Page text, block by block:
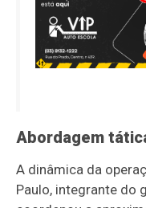
Abordagem
A dinâmica da
Paulo, integrante do